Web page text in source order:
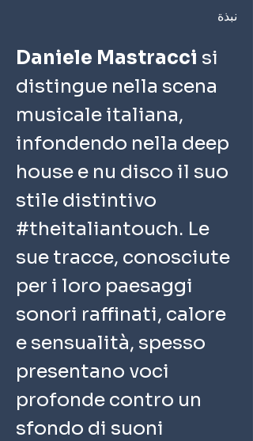
نبذة
Daniele Mastracci si
distingue nella scena
musicale italiana,
infondendo nella deep
house e nu disco il suo
stile distintivo
#theitaliantouch. Le
sue tracce, conosciute
per i loro paesaggi
sonori raffinati, calore
e sensualità, spesso
presentano voci
profonde contro un
sfondo di suoni